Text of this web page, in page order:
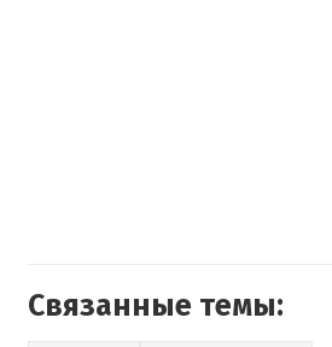
Связанные темы: